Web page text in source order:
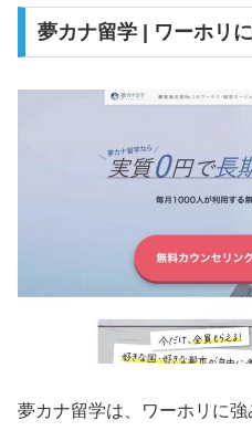
夢カナ留学 | ワーホリ
夢カナ留学は、ワーホリに